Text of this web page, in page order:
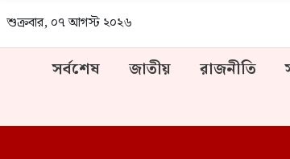
শুক্রবার, ০৭ আগস্ট ২০২৬
সর্বশেষ জাতীয় রাজনীতি